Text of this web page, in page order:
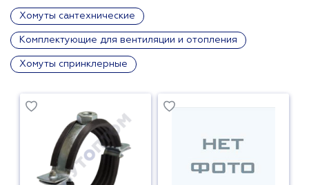
Хомуты сантехнические
Комплектующие для вентиляции и отопления
Хомуты спринклерные